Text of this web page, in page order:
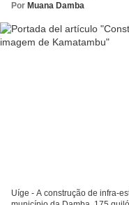
Por Muana Damba
Uíge - A construção de infra-